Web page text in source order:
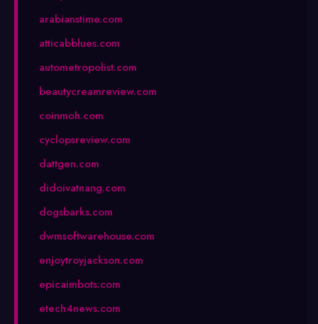
arabianstime.com
atticabblues.com
autometropolist.com
beautycreamreview.com
coinmoh.com
cyclopsreview.com
dattgen.com
didoivatnang.com
dogsbarks.com
dwmsoftwarehouse.com
enjoytroyjackson.com
epicaimbots.com
etech4news.com